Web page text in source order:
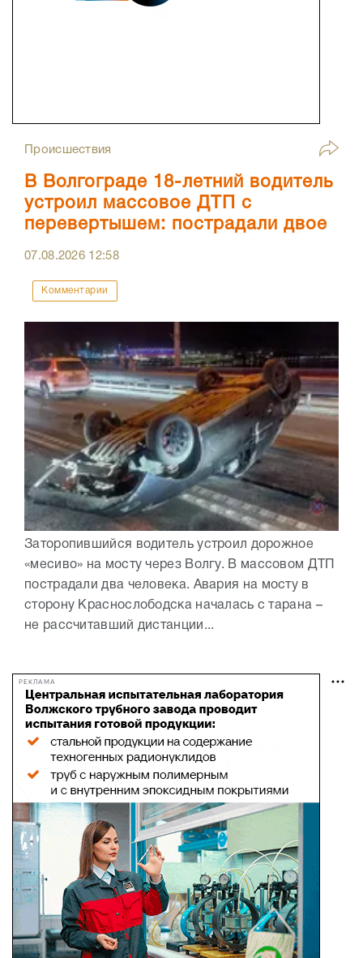
Происшествия
В Волгограде 18-летний водитель
устроил массовое ДТП с
перевертышем: пострадали двое
07.08.2026 12:58
Комментарии
Заторопившийся водитель устроил дорожное
«месиво» на мосту через Волгу. В массовом ДТП
пострадали два человека. Авария на мосту в
сторону Краснослободска началась с тарана –
не рассчитавший дистанции...
РЕКЛАМА